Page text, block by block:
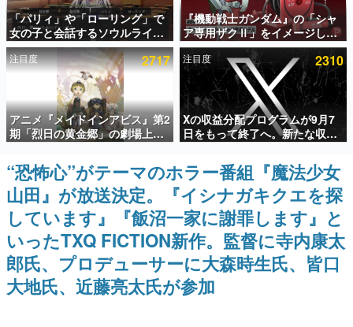
アプリセール情報
インタビュー
連載・特集一覧
殿堂入り記事
SNS拡散数が数千以上！ ページビュー数万以上！ などな
ど。多くの人々に読まれた、電ファミ渾身の“殿堂入り”記
事をまとめました。
ゲームの企画書
名作ゲームクリエイターの方々に製作時のエピソードをお
聞きし、ヒットする企画（ゲーム）とは何か？を探ってい
きます。
赫本
この物語を解いてはいけない。『赫本』は、〈試験問題〉
の形をした短編ホラー小説集です。
新世代に訊く
「パリィ」や「ローリング」で
女の子と会話するソウルライク
恋愛ゲーム『小早川さんはソウ
ルライク』無料公開。返事に失
敗すると「YOU DIED」
『機動戦士ガンダム』の「シャ
ア専用ザクⅡ」をイメージした
散水ホースリールが予約開始。
本体にはシャアのパーソナルマ
ークやジオン公国軍のエンブレ
ム、型式番号などを配置
注目度 2717
アニメ『メイドインアビス』第2
期「烈日の黄金郷」の劇場上映
が決定！レグ役・伊瀬茉莉也さ
んらが登壇する舞台挨拶も実施
注目度 2310
Xの収益分配プログラムが9月7
日をもって終了へ。新たな収益
化制度「Original Content
Rewards Program」を発表
“恐怖心”がテーマのホラー番組『魔法少女
山田』が放送決定。『イシナガキクエを探
しています』『飯沼一家に謝罪します』と
いったTXQ FICTION新作。監督に寺内康太
郎氏、プロデューサーに大森時生氏、皆口
大地氏、近藤亮太氏が参加